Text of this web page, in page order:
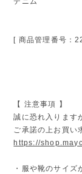
[ 商品管理番号：
【 注意事項 】
誠に恐れ入ります
ご承諾の上お買い
https://
・服や靴のサイ